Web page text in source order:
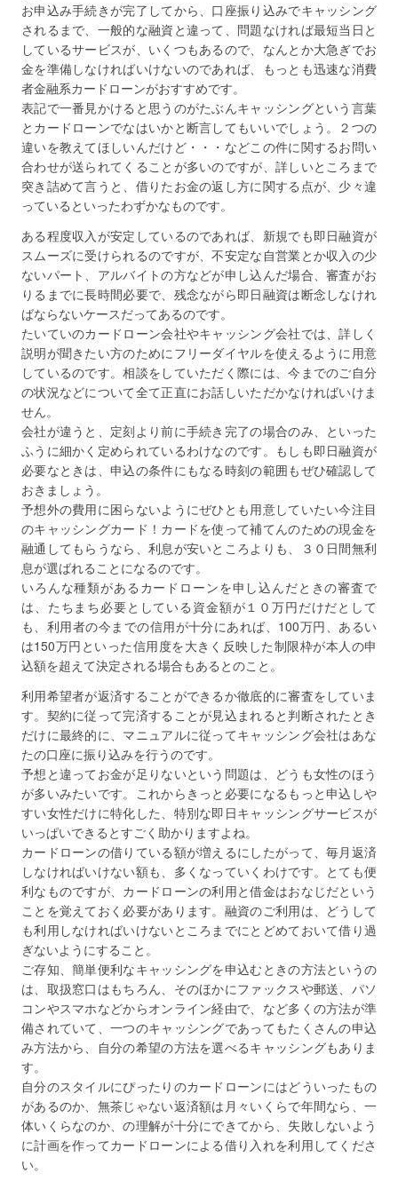
お申込み手続きが完了してから、口座振り込みでキャッシング
されるまで、一般的な融資と違って、問題なければ最短当日と
しているサービスが、いくつもあるので、なんとか大急ぎでお
金を準備しなければいけないのであれば、もっとも迅速な消費
者金融系カードローンがおすすめです。
表記で一番見かけると思うのがたぶんキャッシングという言葉
とカードローンでなはいかと断言してもいいでしょう。２つの
違いを教えてほしいんだけど・・・などこの件に関するお問い
合わせが送られてくることが多いのですが、詳しいところまで
突き詰めて言うと、借りたお金の返し方に関する点が、少々違
っているといったわずかなものです。
ある程度収入が安定しているのであれば、新規でも即日融資が
スムーズに受けられるのですが、不安定な自営業とか収入の少
ないパート、アルバイトの方などが申し込んだ場合、審査がお
りるまでに長時間必要で、残念ながら即日融資は断念しなけれ
ばならないケースだってあるのです。
たいていのカードローン会社やキャッシング会社では、詳しく
説明が聞きたい方のためにフリーダイヤルを使えるように用意
しているのです。相談をしていただく際には、今までのご自分
の状況などについて全て正直にお話しいただかなければいけま
せん。
会社が違うと、定刻より前に手続き完了の場合のみ、といった
ふうに細かく定められているわけなのです。もしも即日融資が
必要なときは、申込の条件にもなる時刻の範囲もぜひ確認して
おきましょう。
予想外の費用に困らないようにぜひとも用意していたい今注目
のキャッシングカード！カードを使って補てんのための現金を
融通してもらうなら、利息が安いところよりも、３０日間無利
息が選ばれることになるのです。
いろんな種類があるカードローンを申し込んだときの審査で
は、たちまち必要としている資金額が１０万円だけだとして
も、利用者の今までの信用が十分にあれば、100万円、あるい
は150万円といった信用度を大きく反映した制限枠が本人の申
込額を超えて決定される場合もあるとのこと。
利用希望者が返済することができるか徹底的に審査をしていま
す。契約に従って完済することが見込まれると判断されたとき
だけに最終的に、マニュアルに従ってキャッシング会社はあな
たの口座に振り込みを行うのです。
予想と違ってお金が足りないという問題は、どうも女性のほう
が多いみたいです。これからきっと必要になるもっと申込しや
すい女性だけに特化した、特別な即日キャッシングサービスが
いっぱいできるとすごく助かりますよね。
カードローンの借りている額が増えるにしたがって、毎月返済
しなければいけない額も、多くなっていくわけです。とても便
利なものですが、カードローンの利用と借金はおなじだという
ことを覚えておく必要があります。融資のご利用は、どうして
も利用しなければいけないところまでにとどめておいて借り過
ぎないようにすること。
ご存知、簡単便利なキャッシングを申込むときの方法というの
は、取扱窓口はもちろん、そのほかにファックスや郵送、パソ
コンやスマホなどからオンライン経由で、など多くの方法が準
備されていて、一つのキャッシングであってもたくさんの申込
み方法から、自分の希望の方法を選べるキャッシングもありま
す。
自分のスタイルにぴったりのカードローンにはどういったもの
があるのか、無茶じゃない返済額は月々いくらで年間なら、一
体いくらなのか、の理解が十分にできてから、失敗しないよう
に計画を作ってカードローンによる借り入れを利用してくださ
い。